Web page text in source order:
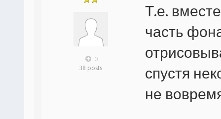
0
38 posts
Т.е.
часть
спустя
не